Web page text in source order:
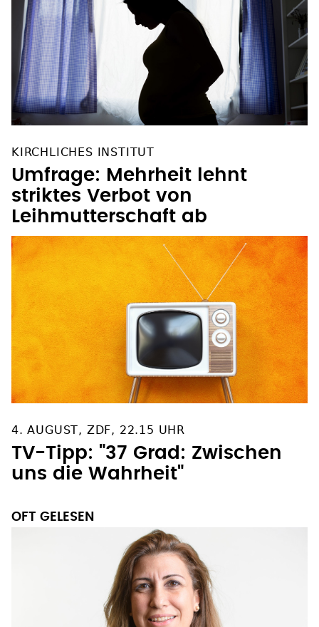
KIRCHLICHES INSTITUT
Umfrage: Mehrheit lehnt
striktes Verbot von
Leihmutterschaft ab
4. AUGUST, ZDF, 22.15 UHR
TV-Tipp: "37 Grad: Zwischen
uns die Wahrheit"
OFT GELESEN